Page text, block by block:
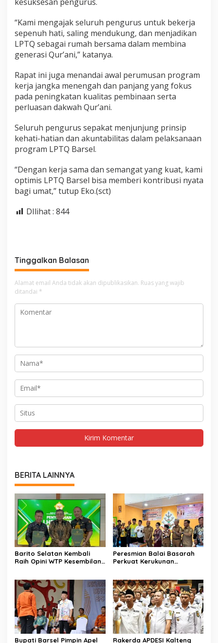
“Kami mengajak seluruh pengurus untuk bekerja
sepenuh hati, saling mendukung, dan menjadikan
LPTQ sebagai rumah bersama dalam membina
generasi Qur’ani,” katanya.
Rapat ini juga menandai awal perumusan program
kerja jangka menengah dan panjang yang fokus
pada peningkatan kualitas pembinaan serta
perluasan dakwah Qur’ani.
Seluruh pengurus sepakat menjunjung prinsip
kehati-hatian dan akuntabilitas dalam pelaksanaan
program LPTQ Barsel.
“Dengan kerja sama dan semangat yang kuat, kami
optimis LPTQ Barsel bisa memberi kontribusi nyata
bagi umat,” tutup Eko.(sct)
DIlihat : 844
Tinggalkan Balasan
Alamat email Anda tidak akan dipublikasikan. Ruas yang wajib
ditandai *
BERITA LAINNYA
Barito Selatan Kembali
Raih Opini WTP Kesembilan
Peresmian Balai Basarah
Perkuat Kerukunan
Bupati Barsel Pimpin Apel
Rakerda APDESI Kalteng